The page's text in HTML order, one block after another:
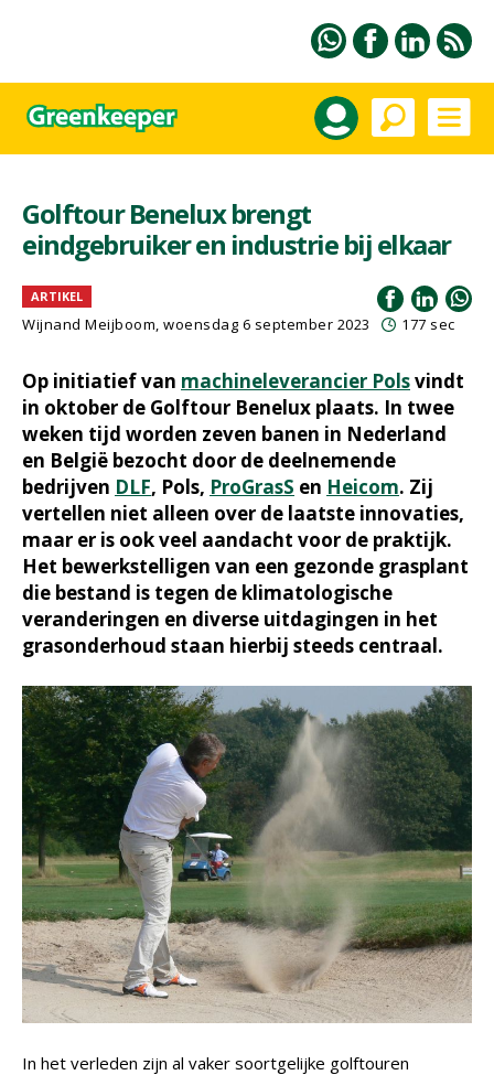
Golftour Benelux brengt
eindgebruiker en industrie bij elkaar
ARTIKEL
Wijnand Meijboom, woensdag 6 september 2023 177 sec
Op initiatief van machineleverancier Polsvindt
in oktober de Golftour Benelux plaats. In twee
weken tijd worden zeven banen in Nederland
en België bezocht door de deelnemende
bedrijven DLF, Pols, ProGrasS en Heicom. Zij
vertellen niet alleen over de laatste innovaties,
maar er is ook veel aandacht voor de praktijk.
Het bewerkstelligen van een gezonde grasplant
die bestand is tegen de klimatologische
veranderingen en diverse uitdagingen in het
grasonderhoud staan hierbij steeds centraal.
In het verleden zijn al vaker soortgelijke golftouren